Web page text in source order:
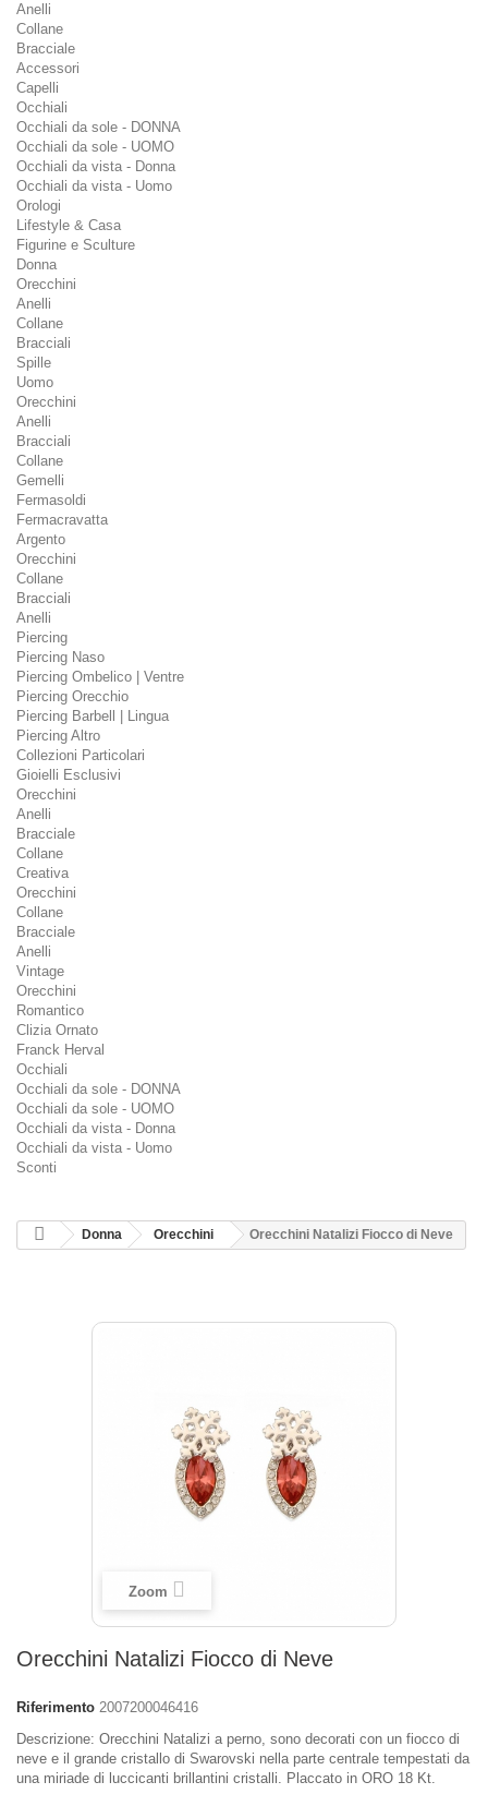
Anelli
Collane
Bracciale
Accessori
Capelli
Occhiali
Occhiali da sole - DONNA
Occhiali da sole - UOMO
Occhiali da vista - Donna
Occhiali da vista - Uomo
Orologi
Lifestyle & Casa
Figurine e Sculture
Donna
Orecchini
Anelli
Collane
Bracciali
Spille
Uomo
Orecchini
Anelli
Bracciali
Collane
Gemelli
Fermasoldi
Fermacravatta
Argento
Orecchini
Collane
Bracciali
Anelli
Piercing
Piercing Naso
Piercing Ombelico | Ventre
Piercing Orecchio
Piercing Barbell | Lingua
Piercing Altro
Collezioni Particolari
Gioielli Esclusivi
Orecchini
Anelli
Bracciale
Collane
Creativa
Orecchini
Collane
Bracciale
Anelli
Vintage
Orecchini
Romantico
Clizia Ornato
Franck Herval
Occhiali
Occhiali da sole - DONNA
Occhiali da sole - UOMO
Occhiali da vista - Donna
Occhiali da vista - Uomo
Sconti
Donna Orecchini Orecchini Natalizi Fiocco di Neve
Zoom
Orecchini Natalizi Fiocco di Neve
Riferimento 2007200046416
Descrizione: Orecchini Natalizi a perno, sono decorati con un fiocco di
neve e il grande cristallo di Swarovski nella parte centrale tempestati da
una miriade di luccicanti brillantini cristalli. Placcato in ORO 18 Kt.